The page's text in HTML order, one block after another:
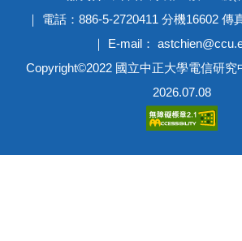
｜ 電話：886-5-2720411 分機16602 傳
｜ E-mail：
Copyright©2022 國立中正大學電信研
2026.07.08